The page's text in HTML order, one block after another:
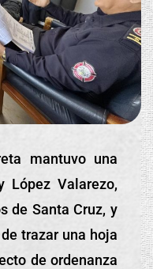
mantuvo una
López Valarezo,
de Santa Cruz, y
trazar una hoja
de ordenanza